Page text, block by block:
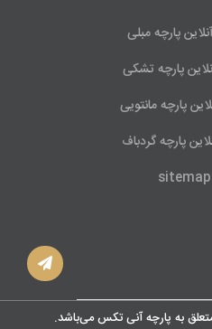
پارچه مبلی
پارچه تشکی
پارچه مانتویی
پارچه گردباف
sitemap
به پارچه آنی تکس می‌باشد.